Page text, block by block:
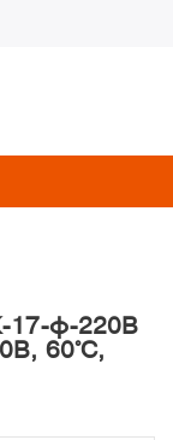
17-ф-220В
60°С,